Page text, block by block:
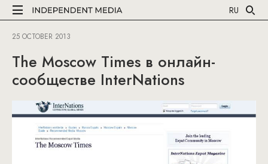
RU
25 OCTOBER 2013
The Moscow Times в онлайн-
сообществе InterNations